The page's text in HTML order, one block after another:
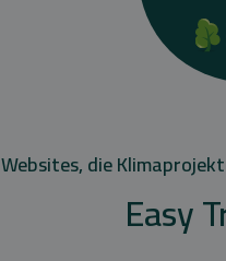
Websites, die
Easy